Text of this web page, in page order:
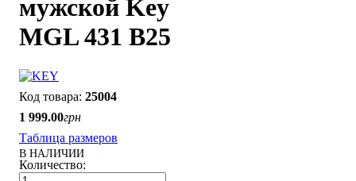
мужской Key
MGL 431 B25
25004
1 999.00грн
Таблица размеров
В НАЛИЧИИ